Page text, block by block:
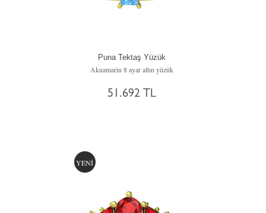
Puna Tektaş Yüzük
Akuamarin 8 ayar altın yüzük
51.692 TL
YENİ